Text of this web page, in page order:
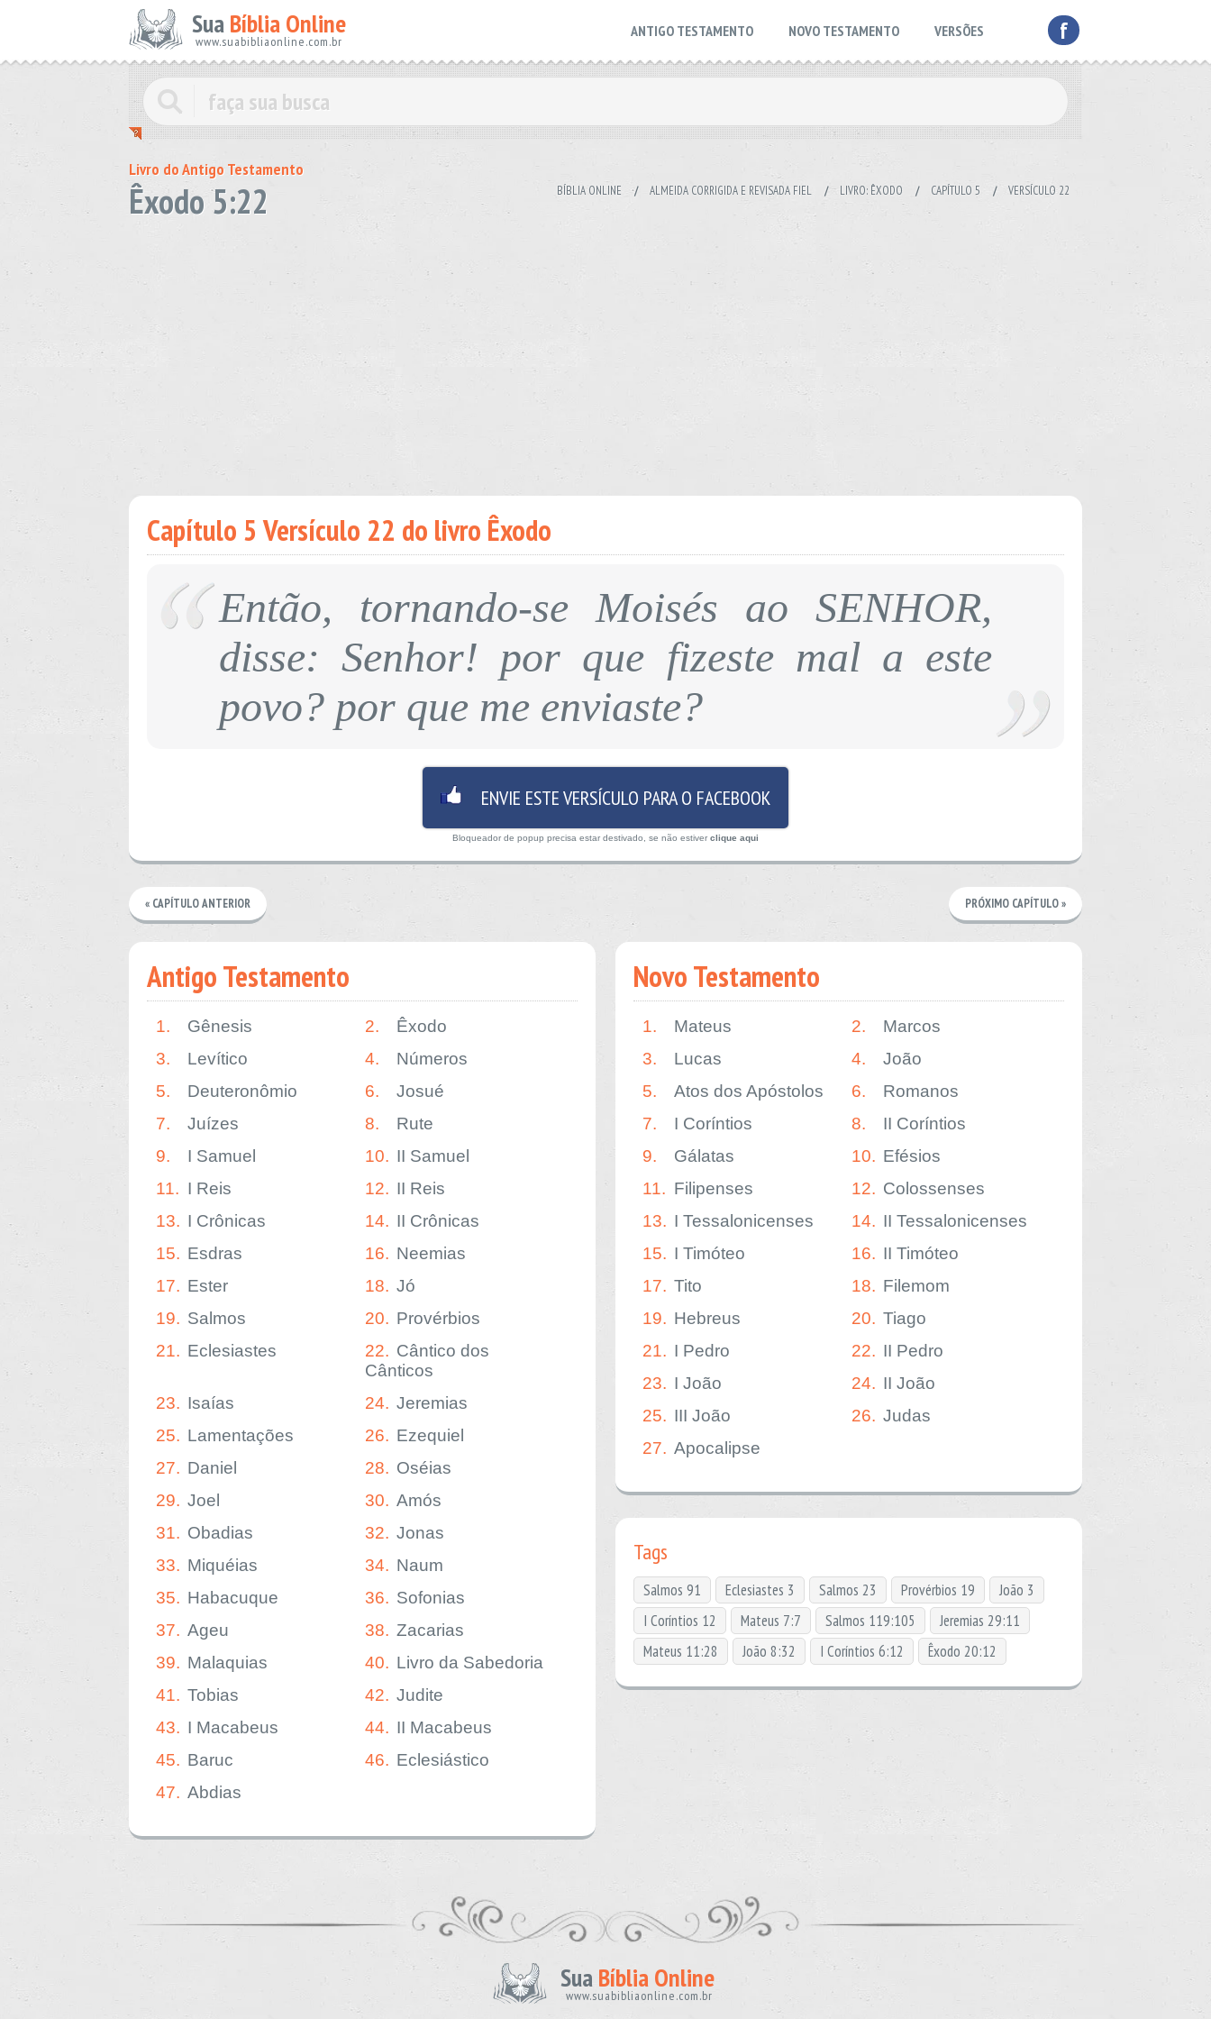
SuaBíblia Online
www.suabibliaonline.com.br f
ANTIGO TESTAMENTO NOVO TESTAMENTO VERSÕES
Livro do Antigo Testamento
Êxodo 5:22 BÍBLIA ONLINE / ALMEIDA CORRIGIDA E REVISADA FIEL / LIVRO: ÊXODO / CAPÍTULO 5 / VERSÍCULO 22
Capítulo 5 Versículo 22 do livro Êxodo
Então, tornando-se Moisés ao SENHOR,
disse: Senhor! por que fizeste mal a este
povo? por que me enviaste?
ENVIE ESTE VERSÍCULO PARA O FACEBOOK
Bloqueador de popup precisa estar destivado, se não estiver clique aqui
« CAPÍTULO ANTERIOR PRÓXIMO CAPÍTULO »
Antigo Testamento
1. Gênesis 2.
Êxodo
3.
Levítico 4.
Números
5.
Deuteronômio 6.
Josué
7.
Juízes 8.
Rute
9.
I Samuel 10. II Samuel
11. I Reis 12. II Reis
13. I Crônicas 14. II Crônicas
15. Esdras 16. Neemias
17. Ester 18. Jó
19. Salmos 20. Provérbios
21. Eclesiastes 22. Cântico dos
Cânticos
23. Isaías 24. Jeremias
25. Lamentações 26. Ezequiel
27. Daniel 28. Oséias
29. Joel 30. Amós
31. Obadias 32. Jonas
33. Miquéias 34. Naum
35. Habacuque 36. Sofonias
37. Ageu 38. Zacarias
39. Malaquias 40. Livro da Sabedoria
41. Tobias 42. Judite
43. I Macabeus 44. II Macabeus
45. Baruc 46. Eclesiástico
47. Abdias
Novo Testamento
1. Mateus 2.
Marcos
3.
Lucas 4.
João
5.
Atos dos Apóstolos 6.
Romanos
7.
I Coríntios 8.
II Coríntios
9.
Gálatas 10. Efésios
11. Filipenses 12. Colossenses
13. I Tessalonicenses 14. II Tessalonicenses
15. I Timóteo 16. II Timóteo
17. Tito 18. Filemom
19. Hebreus 20. Tiago
21. I Pedro 22. II Pedro
23. I João 24. II João
25. III João 26. Judas
27. Apocalipse
Tags
Salmos 91 Eclesiastes 3 Salmos 23 Provérbios 19
João 3
I Coríntios 12
Mateus 7:7 Salmos 119:105
Jeremias 29:11
Mateus 11:28
João 8:32 I Coríntios 6:12 Êxodo 20:12
SuaBíblia Online
www.suabibliaonline.com.br